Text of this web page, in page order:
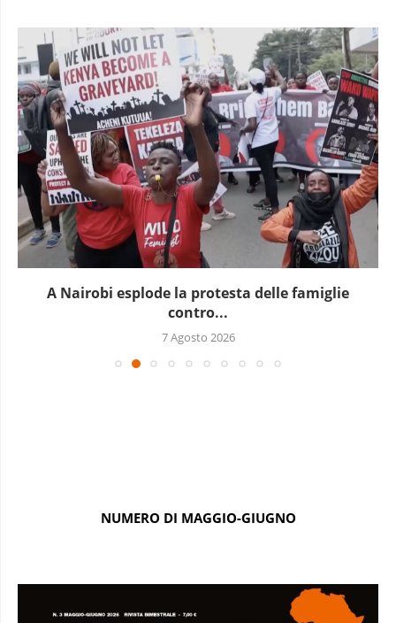
A Nairobi esplode la protesta delle famiglie
contro...
7 Agosto 2026
NUMERO DI MAGGIO-GIUGNO